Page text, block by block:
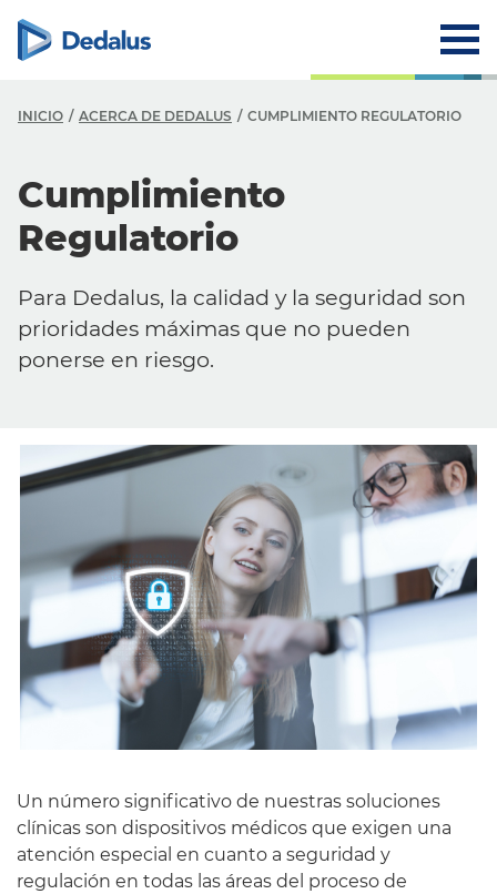
INICIO ACERCA DE DEDALUS CUMPLIMIENTO REGULATORIO
Cumplimiento
Regulatorio
Para Dedalus, la calidad y la seguridad son
prioridades máximas que no pueden
ponerse en riesgo.
Un número significativo de nuestras soluciones
clínicas son dispositivos médicos que exigen una
atención especial en cuanto a seguridad y
regulación en todas las áreas del proceso de